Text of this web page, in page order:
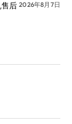
后 2026年8月7日